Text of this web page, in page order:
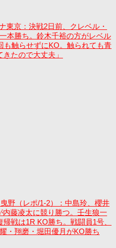
東京：決戦2日前、クレベル・
本勝ち。鈴木千裕の方がレベル
も触らせずにKO。触られても青
たので大丈夫」
野（レポ/1-2）：中島玲、櫻井
藤凌太に競り勝つ。壬生狼一
戦は1R KO勝ち。戦闘員1号、
・翔磨・堀田優月がKO勝ち